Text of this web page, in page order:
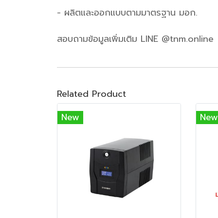
- ผลิตและออกแบบตามมาตรฐาน มอก.
สอบถามข้อมูลเพิ่มเติม LINE @tnm.online
Related Product
New
New